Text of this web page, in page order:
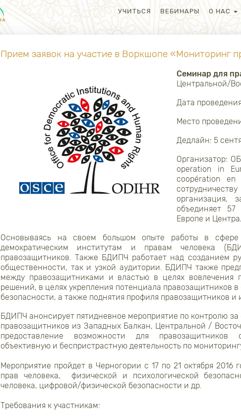
УЧИТЬСЯ ВЕБИНАРЫ О НАС
Прием заявок на участие в Воркшопе «Мониторинг
Семинар для
Центральной/
Дата
Место
Дедлайн: 5
Организатор:
operation in
coopération
организация,
объединяет
Европе и
Основываясь на своем большом опыте работы в
демократическим институтам и правам человека
правозащитников. Также БДИПЧ работает над созданием
общественности, так и узкой аудитории. БДИПЧ также
между правозащитниками и властью в целях вовлечения
решений, в целях укрепления потенциала правозащитников
безопасности, а также поднятия профиля правозащитников
БДИПЧ анонсирует пятидневное мероприятие по контролю
правозащитников из Западных Балкан, Центральной /
предоставление возможности для правозащитников
объективную и беспристрастную деятельность по
Мероприятие пройдет в Черногории с 17 по 21 октября
прав человека, физической и психологической
человека, цифровой/физической безопасности и др.
Требования к участникам: